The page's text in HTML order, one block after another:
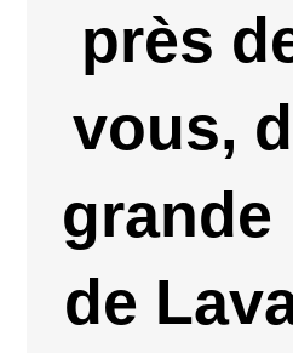
près
vous,
grande
de